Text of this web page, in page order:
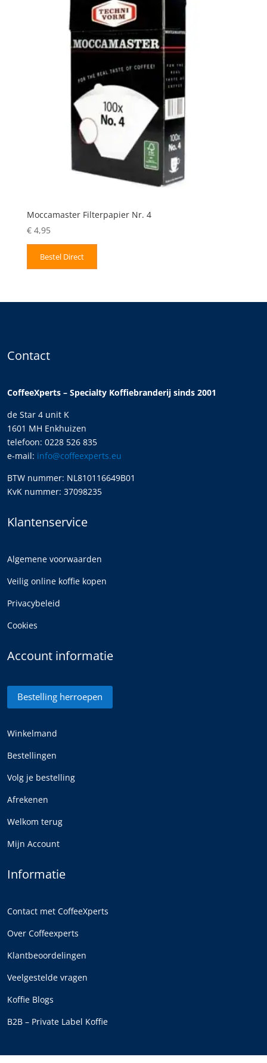
Moccamaster Filterpapier Nr. 4
€4,95
Bestel Direct
Contact
CoffeeXperts – Specialty Koffiebranderij sinds 2001
de Star 4 unit K
1601 MH Enkhuizen
telefoon: 0228 526 835
e-mail: info@coffeexperts.eu
BTW nummer: NL810116649B01
KvK nummer: 37098235
Klantenservice
Algemene voorwaarden
Veilig online koffie kopen
Privacybeleid
Cookies
Account informatie
Bestelling herroepen
Winkelmand
Bestellingen
Volg je bestelling
Afrekenen
Welkom terug
Mijn Account
Informatie
Contact met CoffeeXperts
Over Coffeexperts
Klantbeoordelingen
Veelgestelde vragen
Koffie Blogs
B2B – Private Label Koffie